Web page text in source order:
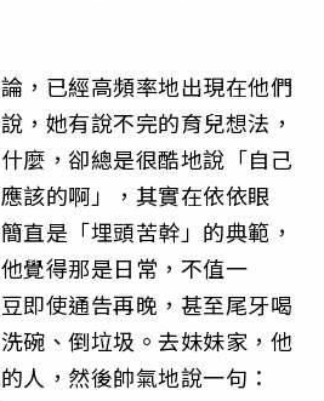
，已經高頻率地出現在他們
，她有說不完的育兒想法，
麼，卻總是很酷地說「自己
該的啊」，其實在依依眼
直是「埋頭苦幹」的典範，
覺得那是日常，不值一
即使通告再晚，甚至尾牙喝
碗、倒垃圾。去妹妹家，他
人，然後帥氣地說一句：